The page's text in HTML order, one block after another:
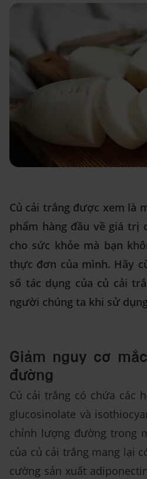
Củ cải trắng được xem là
phẩm hàng đầu về giá trị
cho sức khỏe mà bạn
thực đơn của mình. Hãy
số tác dụng của củ cải
người chúng ta khi sử
Giảm nguy cơ
đường
Củ cải trắng có chứa các
glucosinolate và
chỉnh lượng đường trong
của củ cải trắng mang lại
cường sản xuất